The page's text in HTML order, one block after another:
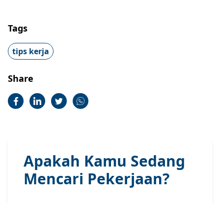
Tags
tips kerja
Share
Apakah Kamu Sedang
Mencari Pekerjaan?